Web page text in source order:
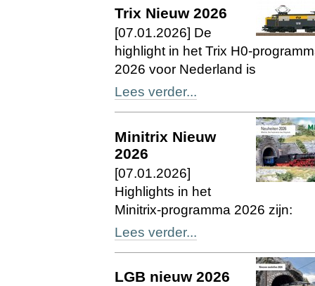
Trix Nieuw 2026
[07.01.2026] De
highlight in het Trix H0-
2026 voor Nederland is
Lees verder...
Minitrix Nieuw
2026
[07.01.2026]
Highlights in het
Minitrix-programma 2026 zijn:
Lees verder...
LGB nieuw 2026